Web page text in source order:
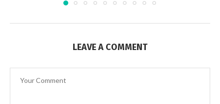
LEAVE A COMMENT